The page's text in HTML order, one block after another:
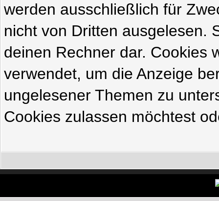
werden ausschließlich für
nicht von Dritten ausgelesen.
deinen Rechner dar. Cookies
verwendet, um die Anzeige
ungelesener Themen zu
Cookies zulassen möchtest